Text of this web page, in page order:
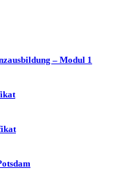
– Modul 1